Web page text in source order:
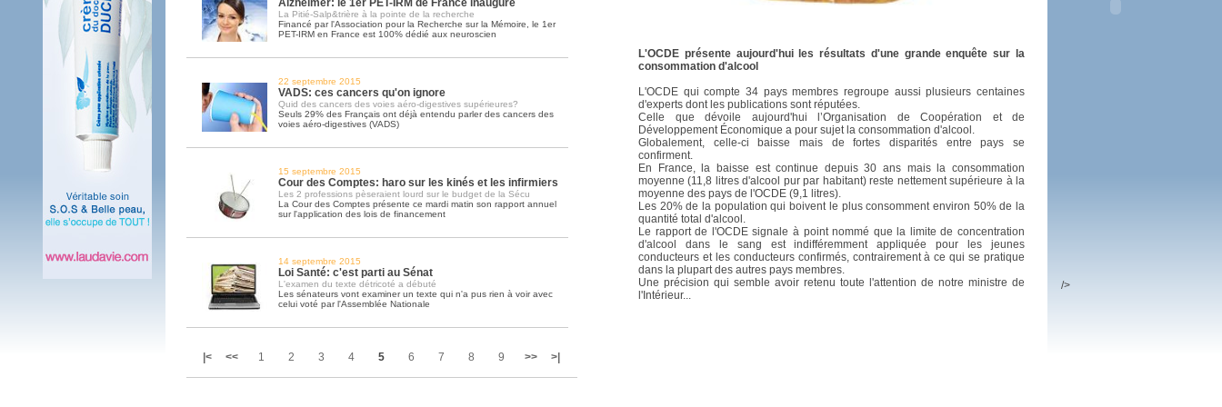
La journée mondiale des soins palliatifs n'a pas été inutile
lire la suite >>
Alzheimer: le 1er PET-IRM de France inauguré
La Pitié-Salp&trière à la pointe de la recherche
Financé par l'Association pour la Recherche sur la Mémoire, le 1er
PET-IRM en France est 100% dédié aux neuroscien
22 septembre 2015
VADS: ces cancers qu'on ignore
Quid des cancers des voies aéro-digestives supérieures?
Seuls 29% des Français ont déjà entendu parler des cancers des
voies aéro-digestives (VADS)
15 septembre 2015
Cour des Comptes: haro sur les kinés et les infirmiers
Les 2 professions pèseraient lourd sur le budget de la Sécu
La Cour des Comptes présente ce mardi matin son rapport annuel
sur l'application des lois de financement
14 septembre 2015
Loi Santé: c'est parti au Sénat
L'examen du texte détricoté a débuté
Les sénateurs vont examiner un texte qui n'a pus rien à voir avec
celui voté par l'Assemblée Nationale
|< << 1 2 3 4 5 6 7 8 9 >> >|
L'OCDE présente aujourd'hui les résultats d'une grande enquête sur la
consommation d'alcool
L'OCDE qui compte 34 pays membres regroupe aussi plusieurs centaines
d'experts dont les publications sont réputées.
Celle que dévoile aujourd'hui l’Organisation de Coopération et de
Développement Économique a pour sujet la consommation d'alcool.
Globalement, celle-ci baisse mais de fortes disparités entre pays se
confirment.
En France, la baisse est continue depuis 30 ans mais la consommation
moyenne (11,8 litres d'alcool pur par habitant) reste nettement supérieure à la
moyenne des pays de l'OCDE (9,1 litres).
Les 20% de la population qui boivent le plus consomment environ 50% de la
quantité total d'alcool.
Le rapport de l'OCDE signale à point nommé que la limite de concentration
d'alcool dans le sang est indifféremment appliquée pour les jeunes
conducteurs et les conducteurs confirmés, contrairement à ce qui se pratique
dans la plupart des autres pays membres.
Une précision qui semble avoir retenu toute l'attention de notre ministre de
l'Intérieur...
/>